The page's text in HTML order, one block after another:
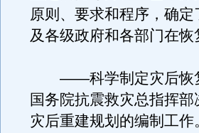
原则、要求和程序，确
及各级政府和各部门在
——科学制定灾后恢复
国务院抗震救灾总指挥
灾后重建规划的编制工